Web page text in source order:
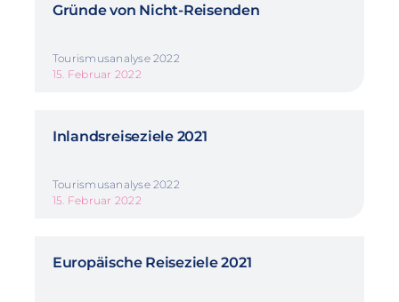
Gründe von Nicht-Reisenden
Tourismusanalyse 2022
15. Februar 2022
Inlandsreiseziele 2021
Tourismusanalyse 2022
15. Februar 2022
Europäische Reiseziele 2021